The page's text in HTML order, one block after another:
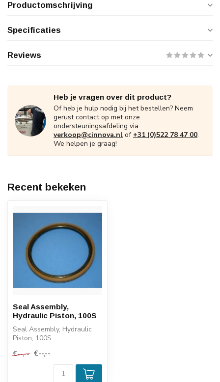
Productomschrijving
Specificaties
Reviews
Heb je vragen over dit product?
Of heb je hulp nodig bij het bestellen? Neem
gerust contact op met onze
ondersteuningsafdeling via
verkoop@cinnova.nl of +31 (0)522 78 47 00.
We helpen je graag!
Recent bekeken
Seal Assembly,
Hydraulic Piston, 100S
Seal Assembly, Hydraulic
Piston, 100S
€--,-- €--,--